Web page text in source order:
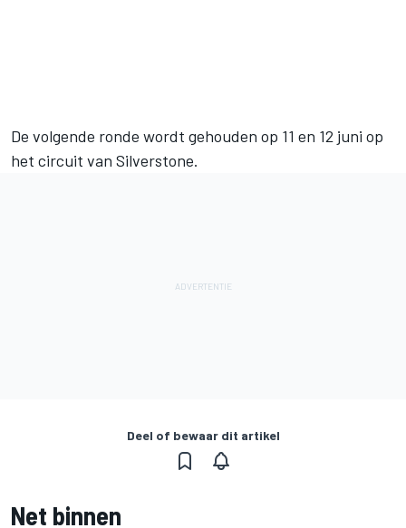
De volgende ronde wordt gehouden op 11 en 12 juni op
het circuit van Silverstone.
Deel of bewaar dit artikel
Net binnen